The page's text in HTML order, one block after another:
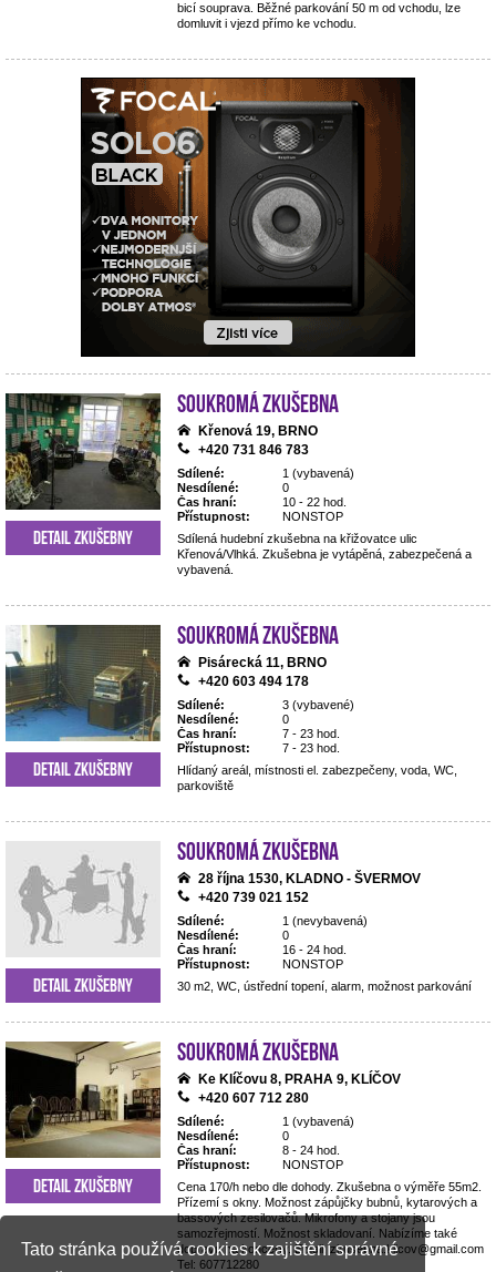
Tato stránka používá cookies k zajištění správné
bicí souprava. Běžné parkování 50 m od vchodu, lze
domluvit i vjezd přímo ke vchodu.
Soukromá zkušebna
Křenová 19, BRNO
+420 731 846 783
Sdílené:
1 (vybavená)
Nesdílené:
0
Čas hraní:
10 - 22 hod.
Přístupnost:
NONSTOP
Sdílená hudební zkušebna na křižovatce ulic
Křenová/Vlhká. Zkušebna je vytápěná, zabezpečená a
vybavená.
Detail zkušebny
Soukromá zkušebna
Pisárecká 11, BRNO
+420 603 494 178
Sdílené:
3 (vybavené)
Nesdílené:
0
Čas hraní:
7 - 23 hod.
Přístupnost:
7 - 23 hod.
Hlídaný areál, místnosti el. zabezpečeny, voda, WC,
parkoviště
Detail zkušebny
Soukromá zkušebna
28 října 1530, KLADNO - ŠVERMOV
+420 739 021 152
Sdílené:
1 (nevybavená)
Nesdílené:
0
Čas hraní:
16 - 24 hod.
Přístupnost:
NONSTOP
30 m2, WC, ústřední topení, alarm, možnost parkování
Detail zkušebny
Soukromá zkušebna
Ke Klíčovu 8, PRAHA 9, KLÍČOV
+420 607 712 280
Sdílené:
1 (vybavená)
Nesdílené:
0
Čas hraní:
8 - 24 hod.
Přístupnost:
NONSTOP
Cena 170/h nebo dle dohody. Zkušebna o výměře 55m2.
Přízemí s okny. Možnost zápůjčky bubnů, kytarových a
bassových zesilovačů. Mikrofony a stojany jsou
samozřejmostí. Možnost skladovaní. Nabízíme také
dopravu na koncerty. Email: zkusebna.klicov@gmail.com
Tel: 607712280
Detail zkušebny